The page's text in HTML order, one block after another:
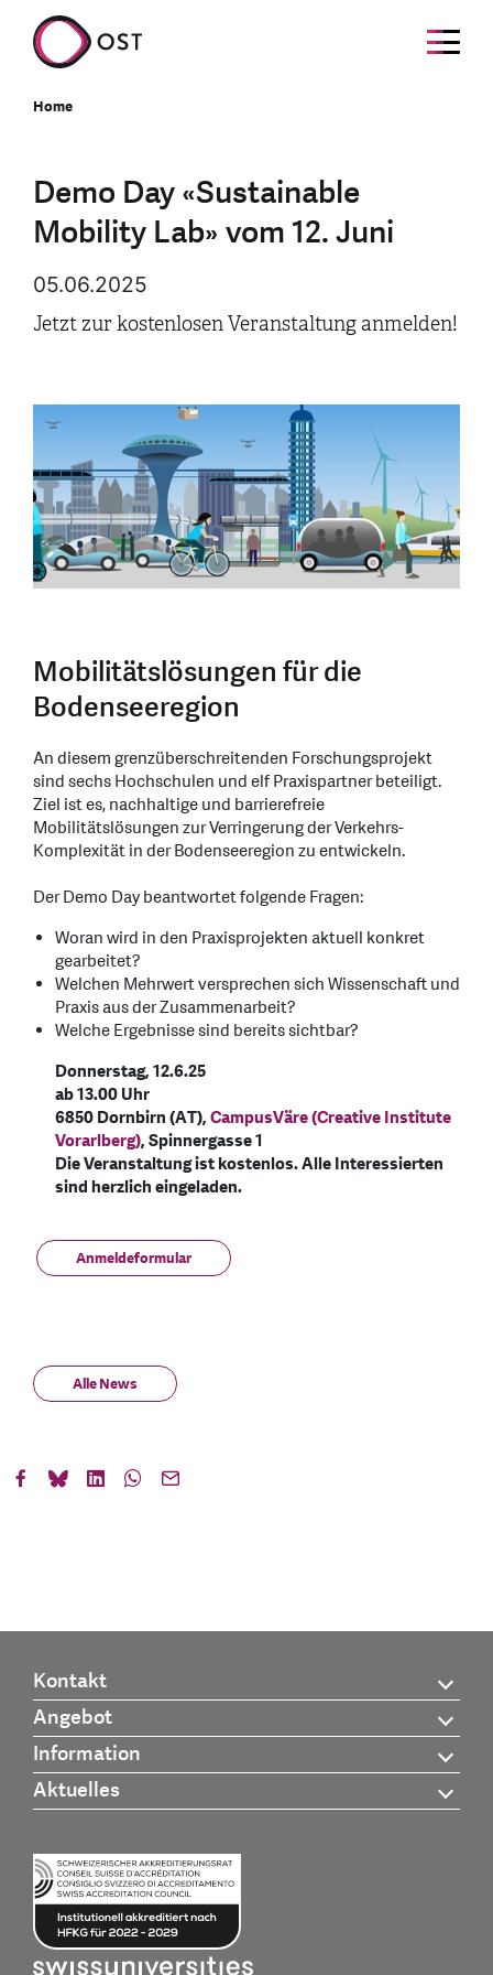
Home
Demo Day «Sustainable
Mobility Lab» vom 12. Juni
05.06.2025
Jetzt zur kostenlosen Veranstaltung anmelden!
Mobilitätslösungen für die
Bodenseeregion
An diesem grenzüberschreitenden Forschungsprojekt
sind sechs Hochschulen und elf Praxispartner beteiligt.
Ziel ist es, nachhaltige und barrierefreie
Mobilitätslösungen zur Verringerung der Verkehrs-
Komplexität in der Bodenseeregion zu entwickeln.
Der Demo Day beantwortet folgende Fragen:
Woran wird in den Praxisprojekten aktuell konkret
gearbeitet?
Welchen Mehrwert versprechen sich Wissenschaft und
Praxis aus der Zusammenarbeit?
Welche Ergebnisse sind bereits sichtbar?
Donnerstag, 12.6.25
ab 13.00 Uhr
6850 Dornbirn (AT),CampusVäre (Creative Institute
Vorarlberg), Spinnergasse 1
Die Veranstaltung ist kostenlos. Alle Interessierten
sind herzlich eingeladen.
Anmeldeformular
Alle News
Kontakt
Angebot
Information
Aktuelles